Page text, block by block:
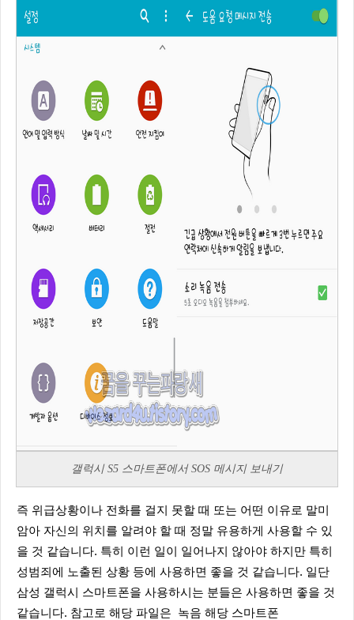
갤럭시 S5 스마트폰에서 SOS 메시지 보내기
즉 위급상황이나 전화를 걸지 못할 때 또는 어떤 이유로 말미
암아 자신의 위치를 알려야 할 때 정말 유용하게 사용할 수 있
을 것 같습니다. 특히 이런 일이 일어나지 않아야 하지만 특히
성범죄에 노출된 상황 등에 사용하면 좋을 것 같습니다. 일단
삼성 갤럭시 스마트폰을 사용하시는 분들은 사용하면 좋을 것
같습니다. 참고로 해당 파일은 녹음 해당 스마트폰